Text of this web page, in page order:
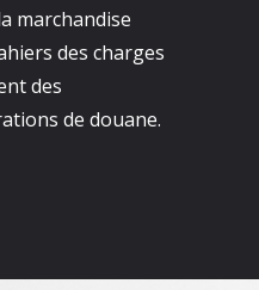
marchandise
des charges
des
de douane.